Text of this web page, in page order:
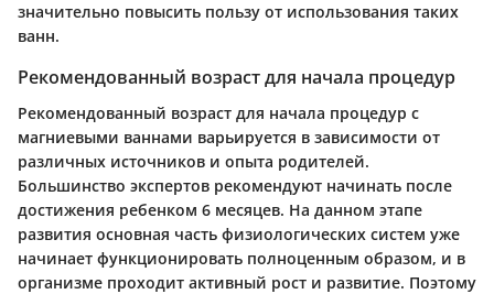
значительно повысить пользу от использования таких
ванн.
Рекомендованный возраст для начала процедур
Рекомендованный возраст для начала процедур с
магниевыми ваннами варьируется в зависимости от
различных источников и опыта родителей.
Большинство экспертов рекомендуют начинать после
достижения ребенком 6 месяцев. На данном этапе
развития основная часть физиологических систем уже
начинает функционировать полноценным образом, и в
организме проходит активный рост и развитие. Поэтому